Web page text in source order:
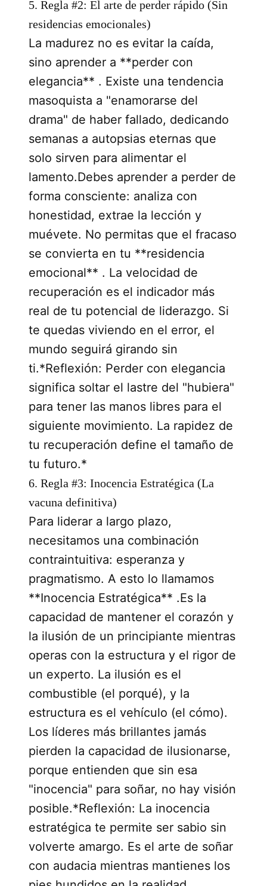
5. Regla #2: El arte de perder rápido (Sin
residencias emocionales)
La madurez no es evitar la caída,
sino aprender a **perder con
elegancia** . Existe una tendencia
masoquista a "enamorarse del
drama" de haber fallado, dedicando
semanas a autopsias eternas que
solo sirven para alimentar el
lamento.Debes aprender a perder de
forma consciente: analiza con
honestidad, extrae la lección y
muévete. No permitas que el fracaso
se convierta en tu **residencia
emocional** . La velocidad de
recuperación es el indicador más
real de tu potencial de liderazgo. Si
te quedas viviendo en el error, el
mundo seguirá girando sin
ti.*Reflexión: Perder con elegancia
significa soltar el lastre del "hubiera"
para tener las manos libres para el
siguiente movimiento. La rapidez de
tu recuperación define el tamaño de
tu futuro.*
6. Regla #3: Inocencia Estratégica (La
vacuna definitiva)
Para liderar a largo plazo,
necesitamos una combinación
contraintuitiva: esperanza y
pragmatismo. A esto lo llamamos
**Inocencia Estratégica** .Es la
capacidad de mantener el corazón y
la ilusión de un principiante mientras
operas con la estructura y el rigor de
un experto. La ilusión es el
combustible (el porqué), y la
estructura es el vehículo (el cómo).
Los líderes más brillantes jamás
pierden la capacidad de ilusionarse,
porque entienden que sin esa
"inocencia" para soñar, no hay visión
posible.*Reflexión: La inocencia
estratégica te permite ser sabio sin
volverte amargo. Es el arte de soñar
con audacia mientras mantienes los